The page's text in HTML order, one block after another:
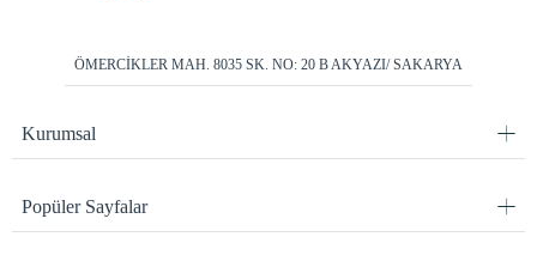
ÖMERCİKLER MAH. 8035 SK. NO: 20 B AKYAZI/ SAKARYA
Kurumsal
Popüler Sayfalar